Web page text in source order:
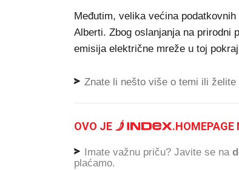
Međutim, velika većina
Alberti. Zbog oslanjanja na prirodni
emisija električne mreže u toj
Znate li nešto više o temi ili
OVO JE .HOMEPAGE
Imate važnu priču? Javite se na
plaćamo.